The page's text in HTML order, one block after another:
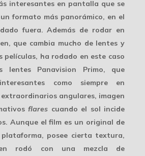
interesantes en pantalla que se
formato más panorámico, en el
fuera. Además de rodar en
que cambia mucho de lentes y
películas, ha rodado en este caso
lentes Panavision Primo, que
como siempre en
angulares, imagen
flares cuando el sol incide
Aunque el film es un original de
posee cierta textura,
rodó con una mezcla de